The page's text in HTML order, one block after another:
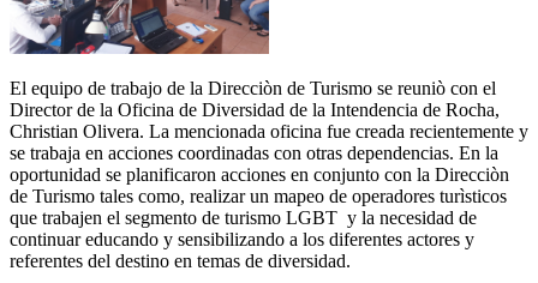
El equipo de trabajo de la Direcciòn de Turismo se reuniò con el
Director de la Oficina de Diversidad de la Intendencia de Rocha,
Christian Olivera. La mencionada oficina fue creada recientemente y
se trabaja en acciones coordinadas con otras dependencias. En la
oportunidad se planificaron acciones en conjunto con la Direcciòn
de Turismo tales como, realizar un mapeo de operadores turìsticos
que trabajen el segmento de turismo LGBT y la necesidad de
continuar educando y sensibilizando a los diferentes actores y
referentes del destino en temas de diversidad.